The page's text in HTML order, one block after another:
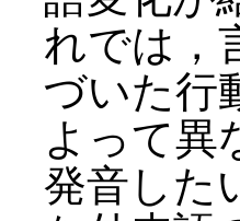
れでは，
づいた行
よって異
発音した